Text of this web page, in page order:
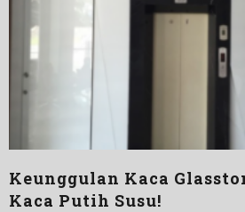
Keunggulan Kaca
Kaca Putih Susu!